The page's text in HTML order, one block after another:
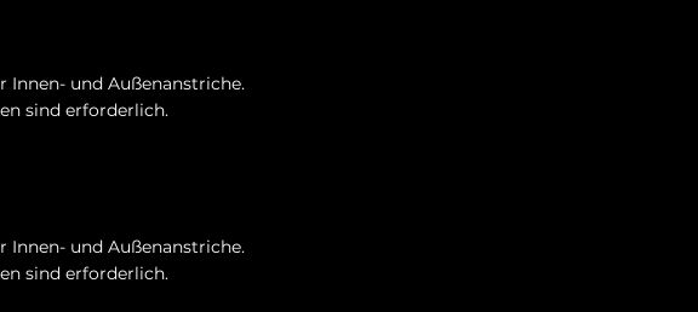
Innen- und Außenanstriche.
sind erforderlich.
Innen- und Außenanstriche.
sind erforderlich.